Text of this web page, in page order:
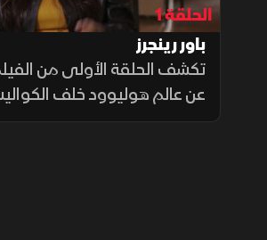
الحلقة 1
باور رينجرز
تكشف الحلقة الأولى من
عن عالم هوليوود خلف
الشهرة بالعنف